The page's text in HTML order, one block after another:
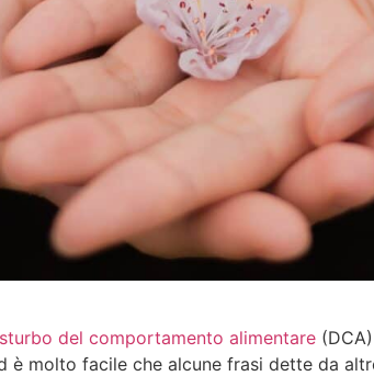
del comportamento alimentare
è molto facile che alcune frasi dette da